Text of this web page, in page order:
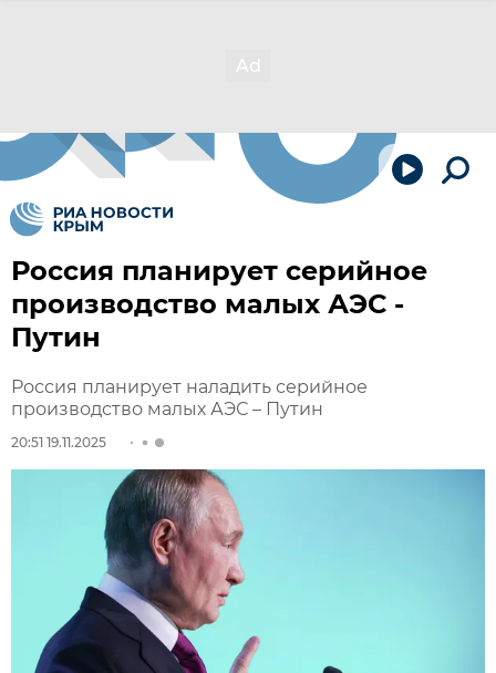
Россия планирует серийное
производство малых АЭС -
Путин
Россия планирует наладить серийное
производство малых АЭС – Путин
20:51 19.11.2025